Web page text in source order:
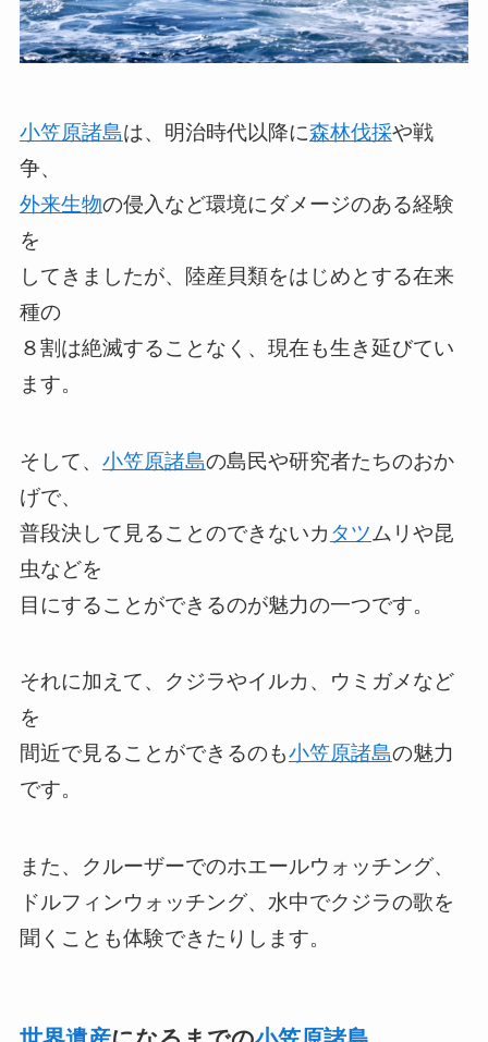
小笠原諸島は、明治時代以降に森林伐採や戦
争、
外来生物の侵入など環境にダメージのある経験
を
してきましたが、陸産貝類をはじめとする在来
種の
８割は絶滅することなく、現在も生き延びてい
ます。
そして、 小笠原諸島の島民や研究者たちのおか
げで、
普段決して見ることのできないカ タツ ムリや昆
虫などを
目にすることができるのが魅力の一つです。
それに加えて、クジラやイルカ、ウミガメなど
を
間近で見ることができるのも小笠原諸島の魅力
です。
また、クルーザーでのホエールウォッチング、
ドルフィンウォッチング、水中でクジラの歌を
聞くことも体験できたりします。